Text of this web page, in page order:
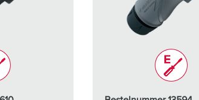
producten
Brandweer en rampenhulpverlening
TM volgens de norm voor defensiematerieel